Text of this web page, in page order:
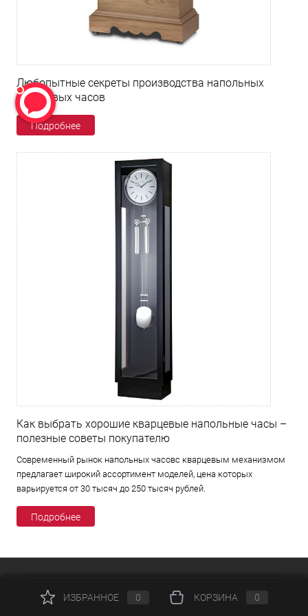
Любопытные секреты производства напольных
кварцевых часов
Подробнее
Как выбрать хорошие кварцевые напольные часы –
полезные советы покупателю
Современный рынок напольных часовс кварцевым механизмом
предлагает широкий ассортимент моделей, цена которых
варьируется от 30 тысяч до 250 тысяч рублей.
Подробнее
КАТАЛОГИЗБРАННОЕ 0 КОРЗИНА 0